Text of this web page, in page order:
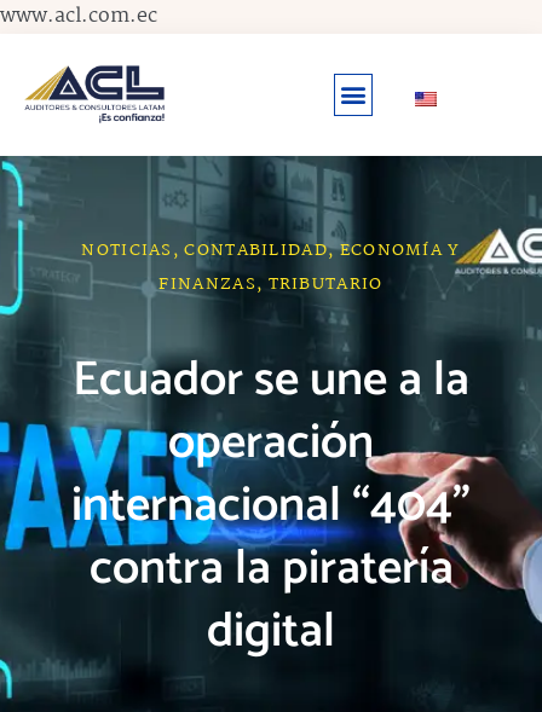
www.acl.com.ecIr
contenido
NOTICIAS,CONTABILIDAD,ECONOMÍA Y
FINANZAS, TRIBUTARIO
Ecuador se une a la
operación
internacional “404”
contra la piratería
digital